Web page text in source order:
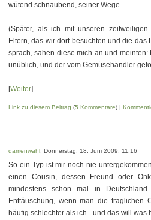
wütend schnaubend, seiner Wege.
(Später, als ich mit unseren
Eltern, das wir dort besuchten und die
sprach, sahen diese mich an und
unüblich, und der vom Gemüsehändler
[Weiter]
Link zu diesem Beitrag (5 Kommentare) |
damenwahl , Donnerstag, 18. Juni 2009, 11:16
So ein Typ ist mir noch nie
einen Cousin, dessen Freund oder
mindestens schon mal in
Enttäuschung, wenn man die fraglichen
häufig schlechter als ich - und das will was